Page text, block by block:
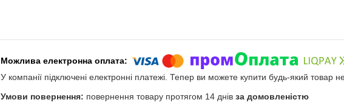
У компанії підключені електронні платежі. Тепер ви можете купити будь-який товар
повернення товару протягом 14 днів за домовленістю